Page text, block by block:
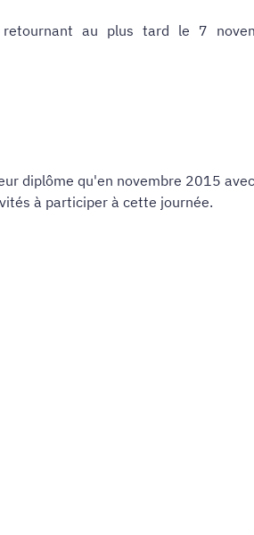
au plus tard le 7
diplôme qu'en novembre 2015
à participer à cette journée.